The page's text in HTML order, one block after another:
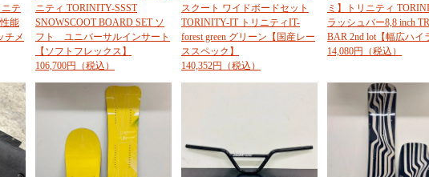
テ
能
チメ
ニティ TORINITY-SSST
SNOWSCOOT BOARD SET ソ
フト ユニバーサルインサート
【ソフトフレックス】
106,700円（税込）
スクート ワイドボードセット
TORINITY-IT トリニティIT-
forest green グリーン【国産レー
ススペック】
140,352円（税込）
ミ】トリニティ
ラッシュバー8,8 inch
BAR 2nd lot【幅広ハイ
14,080円（税込）